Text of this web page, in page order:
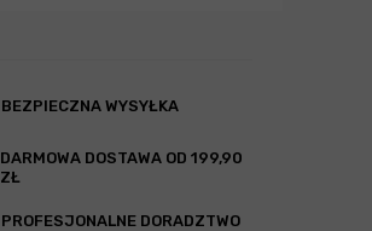
BEZPIECZNA WYSYŁKA
DARMOWA DOSTAWA OD 199,90
ZŁ
PROFESJONALNE DORADZTWO